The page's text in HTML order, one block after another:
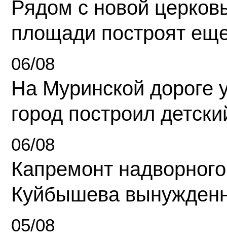
Рядом с новой
площади построят
06/08
На Муринской дороге
город построил
06/08
Капремонт
Куйбышева
05/08